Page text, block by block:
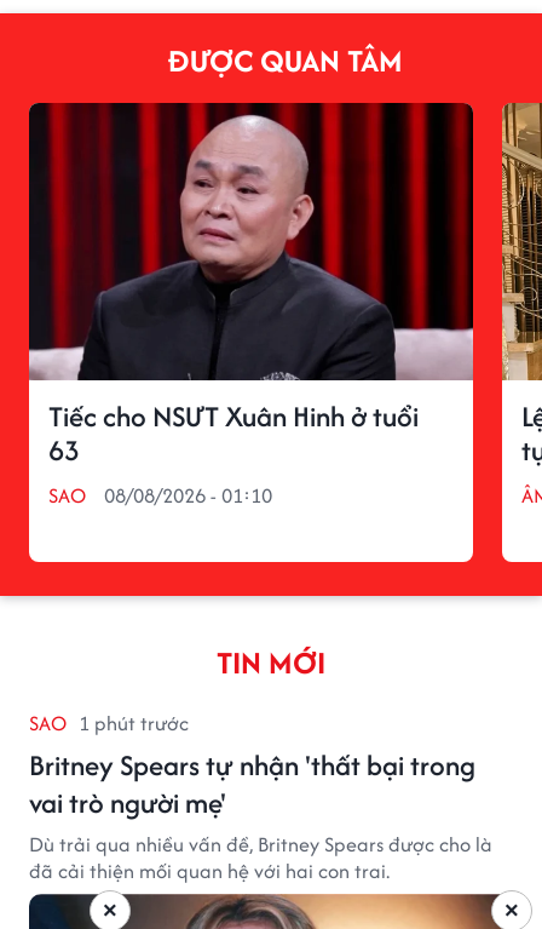
ĐƯỢC QUAN TÂM
Tiếc cho NSƯT Xuân Hinh ở tuổi
63
SAO 08/08/2026 - 01:10
TIN MỚI
SAO 1 phút trước
Britney Spears tự nhận 'thất bại trong
vai trò người mẹ'
Dù trải qua nhiều vấn đề, Britney Spears được cho là
đã cải thiện mối quan hệ với hai con trai.
×
×